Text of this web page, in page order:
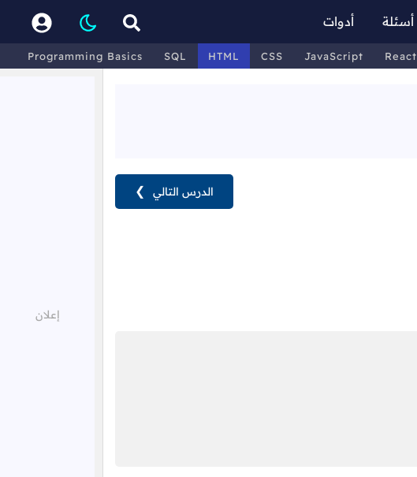
أسئلة أدوات
Programming Basics SQL HTML CSS JavaScript React
الدرس التالي ❯